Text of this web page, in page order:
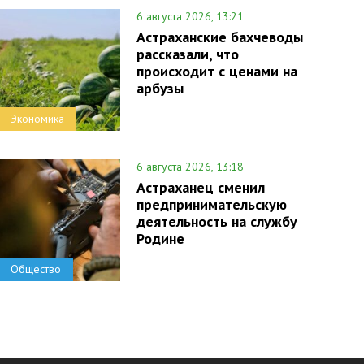
Экономика
6 августа 2026, 13:21
Астраханские бахчеводы
рассказали, что
происходит с ценами на
арбузы
Общество
6 августа 2026, 13:18
Астраханец сменил
предпринимательскую
деятельность на службу
Родине